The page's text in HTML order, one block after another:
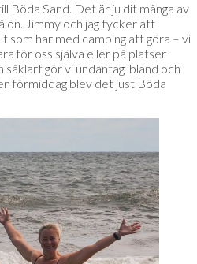
Böda Sand. Det är ju dit många av
ön. Jimmy och jag tycker att
som har med camping att göra – vi
för oss själva eller på platser
gör vi undantag ibland och
förmiddag blev det just Böda